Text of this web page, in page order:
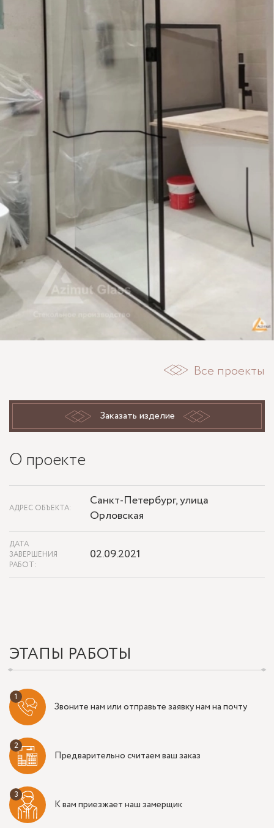
Все проекты
Заказать изделие
О проекте
АДРЕС ОБЪЕКТА:
Санкт-Петербург, улица
Орловская
ДАТА
ЗАВЕРШЕНИЯ
РАБОТ:
02.09.2021
ЭТАПЫ РАБОТЫ
Звоните нам или отправьте заявку нам на почту
Предварительно считаем ваш заказ
К вам приезжает наш замерщик